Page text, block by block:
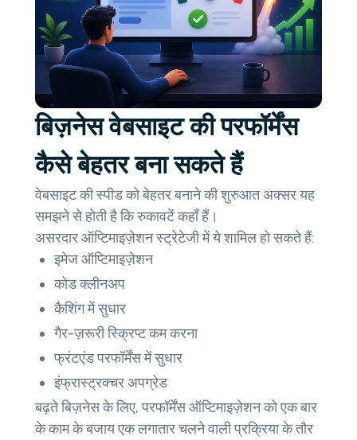
बिज़नेस वेबसाइट की परफॉर्मेंस
कैसे बेहतर बना सकते हैं
वेबसाइट की स्पीड को बेहतर बनाने की शुरुआत अक्सर यह
समझने से होती है कि रुकावटें कहाँ हैं।
असरदार ऑप्टिमाइज़ेशन स्ट्रेटेजी में ये शामिल हो सकते हैं:
इमेज ऑप्टिमाइज़ेशन
कोड क्लीनअप
कैशिंग में सुधार
गैर-ज़रूरी स्क्रिप्ट कम करना
फ्रंटएंड परफॉर्मेंस में सुधार
इंफ्रास्ट्रक्चर अपग्रेड
बढ़ते बिज़नेस के लिए, परफॉर्मेंस ऑप्टिमाइज़ेशन को एक बार
के काम के बजाय एक लगातार चलने वाली प्रक्रिया के तौर